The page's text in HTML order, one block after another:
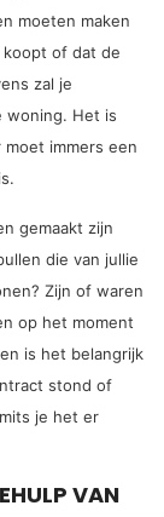
moeten maken
of dat de
zal je
woning. Het is
immers een
gemaakt zijn
die van jullie
Zijn of waren
op het moment
is het belangrijk
stond of
je het er
VAN